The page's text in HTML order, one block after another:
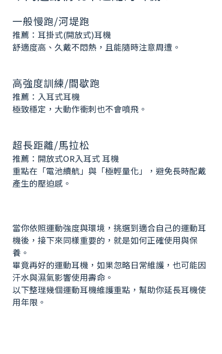
一般慢跑/河堤跑
推薦：耳掛式(開放式)耳機
舒適度高、久戴不悶熱，且能隨時注意周遭。
高強度訓練/間歇跑
推薦：入耳式耳機
極致穩定，大動作衝刺也不會噴飛。
超長距離/馬拉松
推薦：開放式OR入耳式 耳機
重點在「電池續航」與「極輕量化」，避免長時配戴
產生的壓迫感。
當你依照運動強度與環境，挑選到適合自己的運動耳
機後，接下來同樣重要的，就是如何正確使用與保
養。
畢竟再好的運動耳機，如果忽略日常維護，也可能因
汗水與濕氣影響使用壽命。
以下整理幾個運動耳機維護重點，幫助你延長耳機使
用年限。